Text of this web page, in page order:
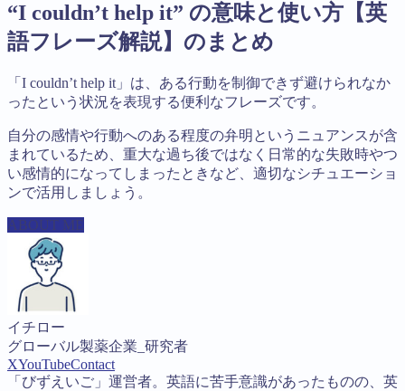
“I couldn’t help it” の意味と使い方【英
語フレーズ解説】のまとめ
「I couldn’t help it」は、ある行動を制御できず避けられなか
ったという状況を表現する便利なフレーズです。
自分の感情や行動へのある程度の弁明というニュアンスが含
まれているため、重大な過ち後ではなく日常的な失敗時やつ
い感情的になってしまったときなど、適切なシチュエーショ
ンで活用しましょう。
ABOUT ME
イチロー
グローバル製薬企業_研究者
XYouTubeContact
「びずえいご」運営者。英語に苦手意識があったものの、英